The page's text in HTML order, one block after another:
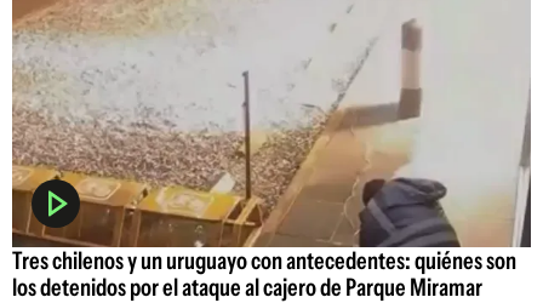
Tres chilenos y un uruguayo con antecedentes: quiénes son
los detenidos por el ataque al cajero de Parque Miramar